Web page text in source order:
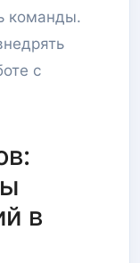
команды.
с
в